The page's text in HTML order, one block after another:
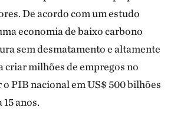
De acordo com um estudo
economia de baixo carbono
sem desmatamento e altamente
milhões de empregos no
PIB nacional em US$ 500 bilhões
anos.